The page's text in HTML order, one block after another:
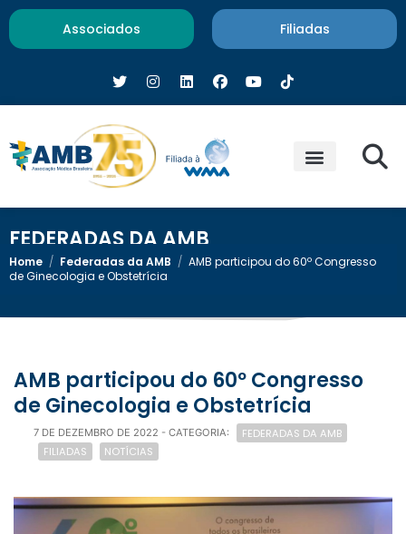
Associados Filiadas
FEDERADAS DA AMB
Home / Federadas da AMB / AMB participou do 60º Congresso
de Ginecologia e Obstetrícia
AMB participou do 60º Congresso
de Ginecologia e Obstetrícia
7 DE DEZEMBRO DE 2022 - CATEGORIA:
FEDERADAS DA AMB
FILIADAS
NOTÍCIAS